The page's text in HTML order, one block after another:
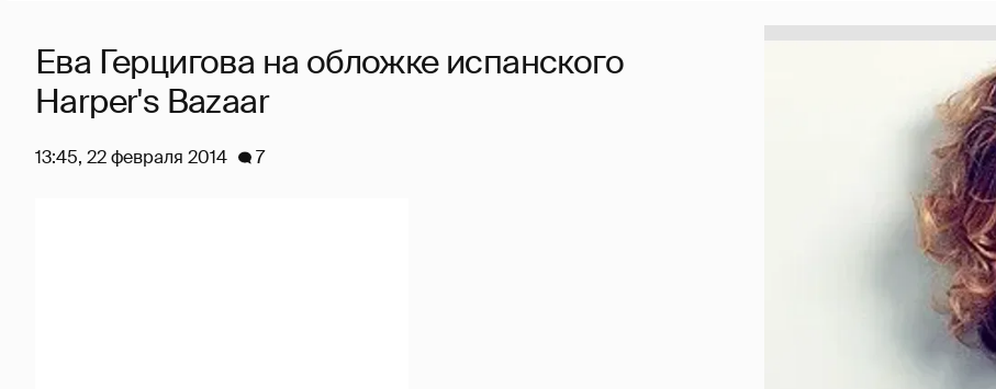
Ева Герцигова на обложке испанского
Harper's Bazaar
13:45, 22 февраля 2014 7